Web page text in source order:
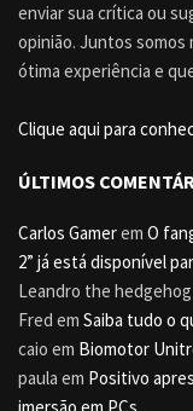
enviar sua crítica ou
opinião. Juntos somos
ótima experiência e
Clique aqui para
ÚLTIMOS
Carlos Gamerem O
2” já está disponível
Leandro the hedgehog
Fred em Saiba tudo o
caio em Biomotor
paula em Positivo